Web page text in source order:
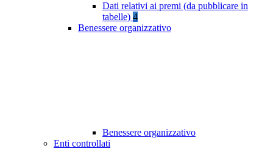
Dati relativi ai premi (da pubblicare in
tabelle) 4
Benessere organizzativo
Benessere organizzativo
Enti controllati